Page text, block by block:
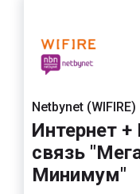
Netbynet (WIFIRE)
Интернет
связь
Минимум"